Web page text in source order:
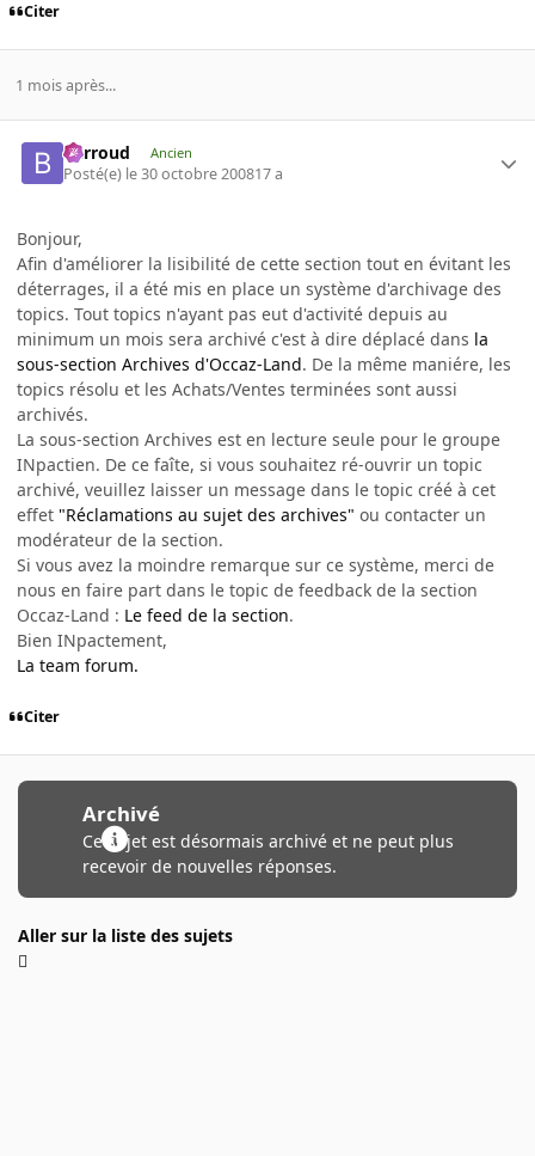
Citer
1 mois après...
Barroud Ancien
Posté(e) le 30 octobre 200817 a
Bonjour,
Afin d'améliorer la lisibilité de cette section tout en évitant les
déterrages, il a été mis en place un système d'archivage des
topics. Tout topics n'ayant pas eut d'activité depuis au
minimum un mois sera archivé c'est à dire déplacé dans la
sous-section Archives d'Occaz-Land. De la même maniére, les
topics résolu et les Achats/Ventes terminées sont aussi
archivés.
La sous-section Archives est en lecture seule pour le groupe
INpactien. De ce faîte, si vous souhaitez ré-ouvrir un topic
archivé, veuillez laisser un message dans le topic créé à cet
effet "Réclamations au sujet des archives" ou contacter un
modérateur de la section.
Si vous avez la moindre remarque sur ce système, merci de
nous en faire part dans le topic de feedback de la section
Occaz-Land : Le feed de la section.
Bien INpactement,
La team forum.
Citer
Archivé
Ce sujet est désormais archivé et ne peut plus
recevoir de nouvelles réponses.
Aller sur la liste des sujets